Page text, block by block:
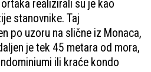
realizirali su je kao
stanovnike. Taj
po uzoru na slične iz Monaca,
je tek 45 metara od mora,
ili kraće kondo